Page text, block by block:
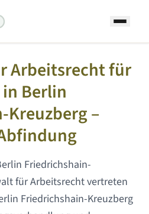
Arbeitsrecht für
Berlin
Kreuzberg–
Friedrichshain-
für Arbeitsrecht vertreten
Friedrichshain-Kreuzberg